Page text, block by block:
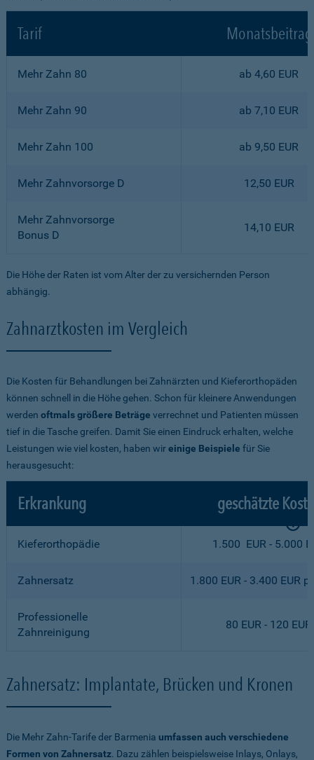
Tarif Monatsbeitrag
Mehr Zahn 80 ab 4,60 EUR
Mehr Zahn 90 ab 7,10 EUR
Mehr Zahn 100 ab 9,50 EUR
Mehr Zahnvorsorge D 12,50 EUR
Mehr Zahnvorsorge
Bonus D
14,10 EUR
Die Höhe der Raten ist vom Alter der zu versichernden Person
abhängig.
Zahnarztkosten im Vergleich
Die Kosten für Behandlungen bei Zahnärzten und Kieferorthopäden
können schnell in die Höhe gehen. Schon für kleinere Anwendungen
werden oftmals größere Beträge verrechnet und Patienten müssen
tief in die Tasche greifen. Damit Sie einen Eindruck erhalten, welche
Leistungen wie viel kosten, haben wireinige Beispiele für Sie
herausgesucht:
Erkrankung geschätzte
Kieferorthopädie 1.500 EUR - 5.000
Zahnersatz 1.800 EUR - 3.400 EUR
Professionelle
Zahnreinigung
80 EUR - 120 EUR
Zahnersatz: Implantate, Brücken und Kronen
Die Mehr Zahn-Tarife der Barmenia umfassen auch verschiedene
Formen von Zahnersatz. Dazu zählen beispielsweise Inlays, Onlays,